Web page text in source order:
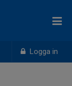
Logga in